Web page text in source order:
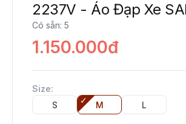
2237V - Áo Đạp Xe
Có sẵn: 5
1.150.000đ
Size:
S
M L